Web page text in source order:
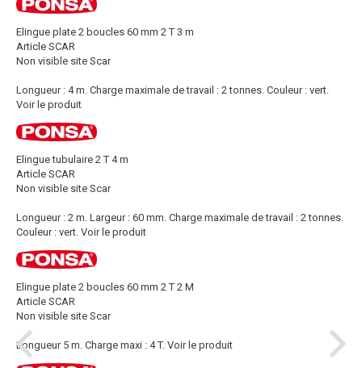
Elingue plate 2 boucles 60 mm 2 T 3 m
Article SCAR
Non visible site Scar
Longueur : 4 m. Charge maximale de travail : 2 tonnes. Couleur : vert.
Voir le produit
Elingue tubulaire 2 T 4 m
Article SCAR
Non visible site Scar
Longueur : 2 m. Largeur : 60 mm. Charge maximale de travail : 2 tonnes.
Couleur : vert. Voir le produit
Elingue plate 2 boucles 60 mm 2 T 2 M
Article SCAR
Non visible site Scar
Longueur 5 m. Charge maxi : 4 T. Voir le produit